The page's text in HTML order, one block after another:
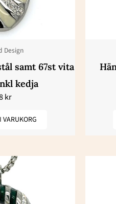
Design
samt 67st vita
kedja
kr